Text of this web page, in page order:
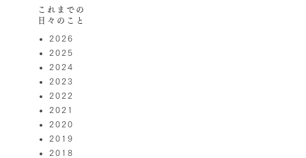
これまでの
日々のこと
2026
2025
2024
2023
2022
2021
2020
2019
2018